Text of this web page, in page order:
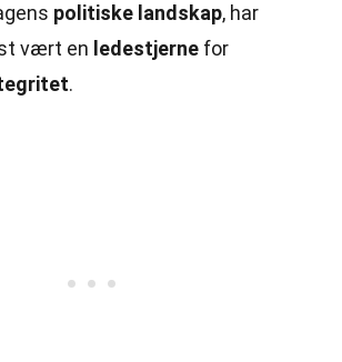
politiske landskap, har
vært en ledestjerne for
.